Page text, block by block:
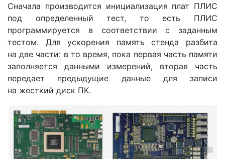
Сначала производится инициализация плат ПЛИС
под определенный тест, то есть ПЛИС
программируется в соответствии с заданным
тестом. Для ускорения память стенда разбита
на две части: в то время, пока первая часть памяти
заполняется данными измерений, вторая часть
передает предыдущие данные для записи
на жесткий диск ПК.